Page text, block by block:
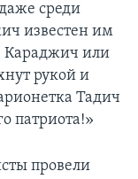
среди
известен им
Караджич или
рукой и
Тадич
патриота!»
провели